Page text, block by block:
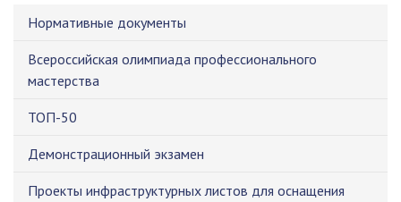
Нормативные документы
Всероссийская олимпиада профессионального
мастерства
ТОП-50
Демонстрационный экзамен
Проекты инфраструктурных листов для оснащения